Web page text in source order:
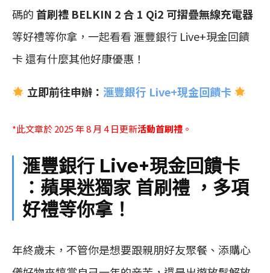
碼的首刷禮 BELKIN 2 合 1 Qi2 可摺疊無線充電器
等好禮等你拿，一起看看 滙豐銀行 Live+現金回饋
卡 還有什麼其他好康優惠！
立即前往申辦： 滙豐銀行 Live+現金回饋卡
*此文章於 2025 年 8 月 4 日更新活動首刷禮 。
滙豐銀行 Live+現金回饋卡
：蘋果迷獨家 首刷禮 ，多項
好禮等你拿！
年終歲末，不管你是想要跟親朋好友聚餐、添購心